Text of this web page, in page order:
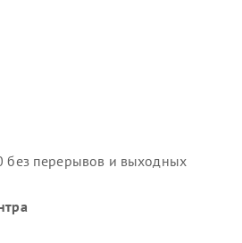
перерывов и выходных